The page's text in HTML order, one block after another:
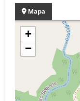
Mapa
+
−